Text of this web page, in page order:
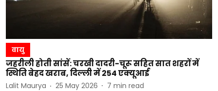
वायु
जहरीली होती सांसें: चरखी दादरी-चूरू सहित सात शहरों में
स्थिति बेहद खराब, दिल्ली में 254 एक्यूआई
Lalit Maurya 25 May 2026 7 min read